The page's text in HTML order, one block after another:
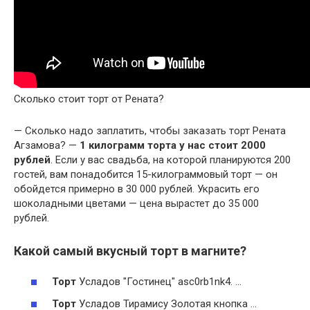
Сколько стоит торт от Рената?
— Сколько надо заплатить, чтобы заказать торт Рената
Агзамова? — 1 килограмм торта у нас стоит 2000
рублей. Если у вас свадьба, на которой планируются 200
гостей, вам понадобится 15-килограммовый торт — он
обойдется примерно в 30 000 рублей. Украсить его
шоколадными цветами — цена вырастет до 35 000
рублей.
Какой самый вкусный торт в магните?
Торт Усладов "Гостинец" asc0rb1nk4. …
Торт Усладов Тирамису Золотая кнопка …